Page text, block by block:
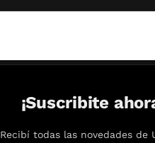
¡Suscribite
Recibí todas las novedades de